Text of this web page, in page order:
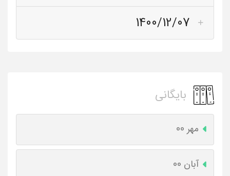
1400/12/07
بایگانی
مهر 00
آبان 00